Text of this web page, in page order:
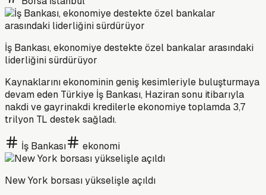
İş Bankası, ekonomiye destekte özel bankalar arasındaki
liderliğini sürdürüyor
Kaynaklarını ekonominin geniş kesimleriyle buluşturmaya
devam eden Türkiye İş Bankası, Haziran sonu itibarıyla
nakdi ve gayrinakdi kredilerle ekonomiye toplamda 3,7
trilyon TL destek sağladı.
İş Bankası ekonomi
New York borsası yükselişle açıldı